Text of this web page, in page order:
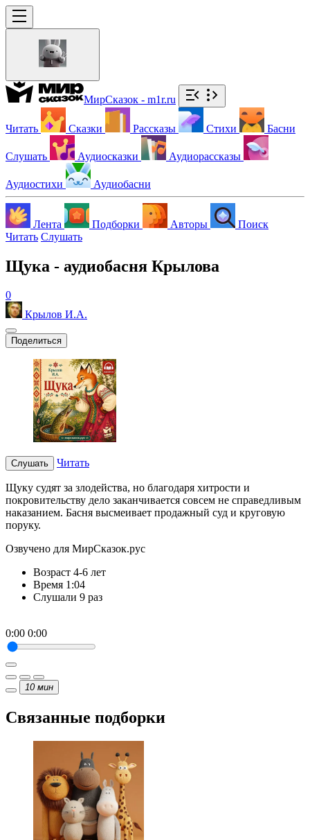
МирСказок - m1r.ru
Читать Сказки Рассказы Стихи Басни
Слушать Аудиосказки Аудиорассказы
Аудиостихи Аудиобасни
Лента Подборки Авторы
Поиск
Читать Слушать
Щука - аудиобасня Крылова
0
Крылов И.А.
Поделиться
Слушать Читать
Щуку судят за злодейства, но благодаря хитрости и
покровительству дело заканчивается совсем не справедливым
наказанием. Басня высмеивает продажный суд и круговую
поруку.
Озвучено для МирСказок.рус
Возраст 4-6 лет
Время 1:04
Слушали 9 раз
0:00 0:00
10 мин
Связанные подборки